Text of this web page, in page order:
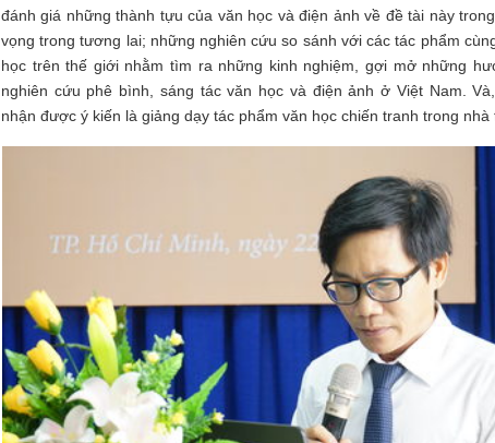
đánh giá những thành tựu của văn học và điện ảnh về đề tài này
vọng trong tương lai; những nghiên cứu so sánh với các tác phẩm
học trên thế giới nhằm tìm ra những kinh nghiệm, gợi mở những
nghiên cứu phê bình, sáng tác văn học và điện ảnh ở Việt Nam.
nhận được ý kiến là giảng dạy tác phẩm văn học chiến tranh trong nhà